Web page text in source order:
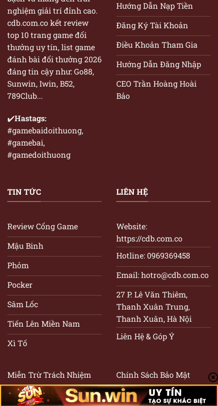
nghiệm giải trí đỉnh cao.
cdb.com.co kết review
top 10 trang game đổi
thưởng uy tín, list game
đánh bài đổi thưởng 2026
đáng tin cậy như: Go88,
Sunwin, Iwin, B52,
789Club...
✔️Hastags:
#gamebaidoithuong,
#gamebai,
#gamedoithuong
Hướng Dẫn Nạp Tiền
Đăng Ký Tài Khoản
Điều Khoản Tham Gia
Hướng Dẫn Đăng Nhập
CEO Trần Hoàng Hoài
Bảo
TIN TỨC
Review Cổng Game
Mậu Binh
Phỏm
Pocker
Sâm Lốc
Tiến Lên Miền Nam
Xì Tố
LIÊN HỆ
Website:
https://cdb.com.co
Hotline: 0969369458
Email:hotro@cdb.com.co
27 P. Lê Văn Thiêm,
Thanh Xuân Trung,
Thanh Xuân, Hà Nội
Liên Hệ & Góp Ý
Miễn Trừ Trách Nhiệm Chính Sách Bảo Mật